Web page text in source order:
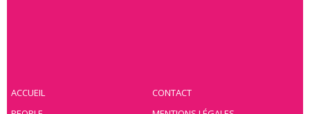
ACCUEIL
CONTACT